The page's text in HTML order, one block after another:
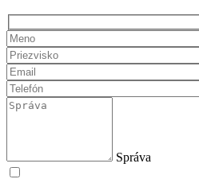
Správa